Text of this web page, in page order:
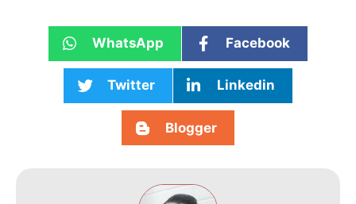
WhatsApp Facebook
Twitter Linkedin
Blogger